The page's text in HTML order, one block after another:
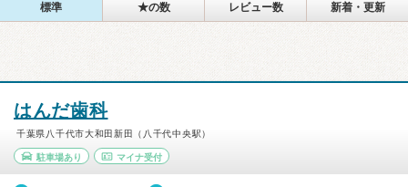
標準 ★の数 レビュー数 新着・更新
はんだ歯科
千葉県八千代市大和田新田（八千代中央駅）
駐車場あり マイナ受付